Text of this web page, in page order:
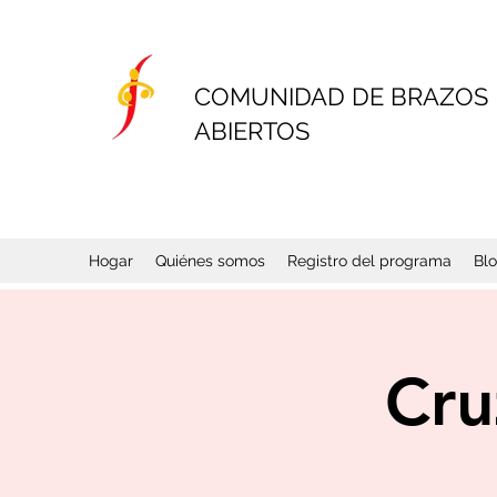
COMUNIDAD DE BRAZOS
ABIERTOS
Hogar Quiénes somos Registro del programa